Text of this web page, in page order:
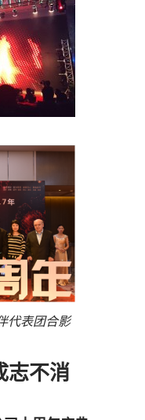
代表团合影
志不消